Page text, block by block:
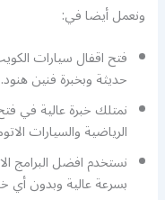
ونعمل أيضا في:
فتح اقفال سيارات
حديثة وبخبرة فنين هنود.
نمتلك خبرة عالية في
الرياضية والسيارات
نستخدم افضل البرامج
بسرعة عالية وبدون